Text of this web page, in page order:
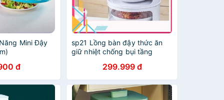
Mini Đậy
đ
sp21 Lồng bàn đậy thức ăn
giữ nhiệt chống bụi tầng
299.999 đ